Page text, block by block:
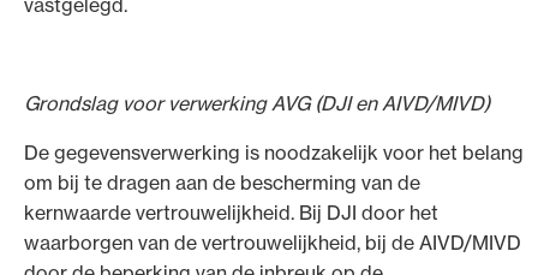
Grondslag voor verwerking AVG (DJI en AIVD/MIVD)
De gegevensverwerking is noodzakelijk voor het belang
om bij te dragen aan de bescherming van de
kernwaarde vertrouwelijkheid. Bij DJI door het
waarborgen van de vertrouwelijkheid, bij de AIVD/MIVD